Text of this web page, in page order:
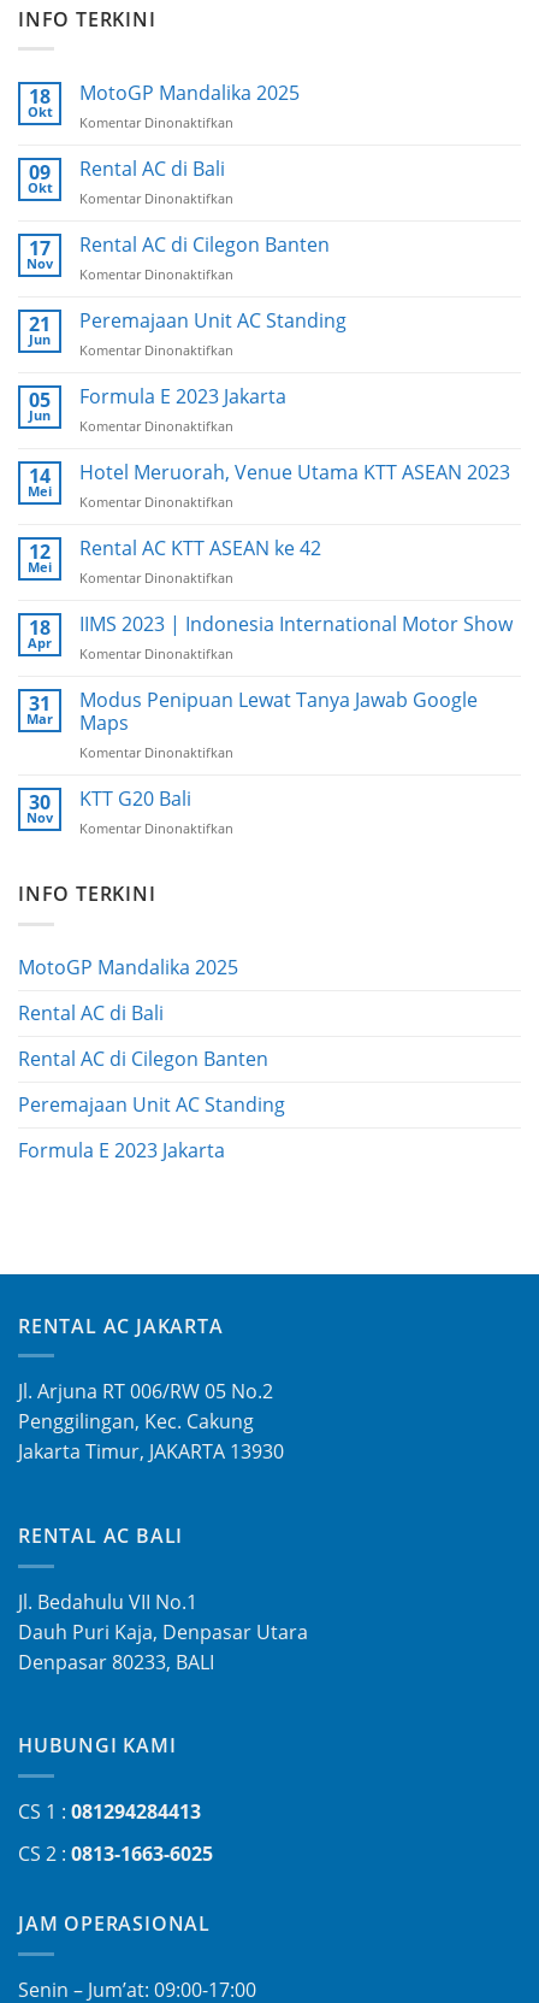
INFO TERKINI
18
Okt
MotoGP Mandalika 2025
Komentar Dinonaktifkan
09
Okt
Rental AC di Bali
Komentar Dinonaktifkan
AC
di
17
Nov
Rental AC di Cilegon Banten
Komentar Dinonaktifkan
AC
21
Jun
Peremajaan Unit AC Standing
Komentar Dinonaktifkan
Unit
05
Jun
Formula E 2023 Jakarta
Komentar Dinonaktifkan
E
14
Mei
Hotel Meruorah, Venue Utama KTT ASEAN 2023
Komentar Dinonaktifkan
Meruorah,
ASEAN
12
Mei
Rental AC KTT ASEAN ke 42
Komentar Dinonaktifkan
AC
42
18
Apr
IIMS 2023 | Indonesia International Motor Show
Komentar Dinonaktifkan
2023
31
Mar
Modus Penipuan Lewat Tanya Jawab Google
Maps
Komentar Dinonaktifkan
30
Nov
KTT G20 Bali
Komentar Dinonaktifkan
INFO TERKINI
MotoGP Mandalika 2025
Rental AC di Bali
Rental AC di Cilegon Banten
Peremajaan Unit AC Standing
Formula E 2023 Jakarta
RENTAL AC JAKARTA
Jl. Arjuna RT 006/RW 05 No.2
Penggilingan, Kec. Cakung
Jakarta Timur, JAKARTA 13930
RENTAL AC BALI
Jl. Bedahulu VII No.1
Dauh Puri Kaja, Denpasar Utara
Denpasar 80233, BALI
HUBUNGI KAMI
CS 1 : 081294284413
CS 2 : 0813-1663-6025
JAM OPERASIONAL
Senin – Jum’at: 09:00-17:00